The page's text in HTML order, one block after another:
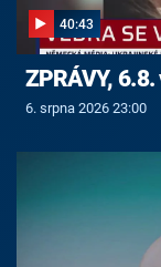
40:43
ZPRÁVY,
6. srpna 2026 23:00